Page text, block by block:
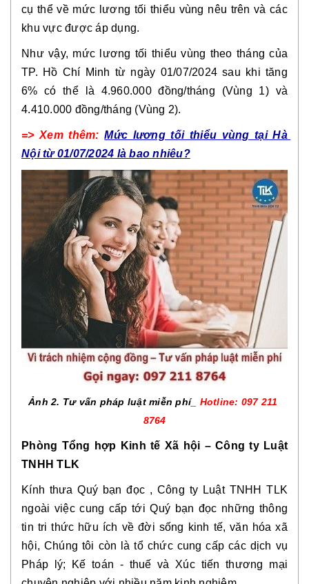
cụ thể về mức lương tối thiểu vùng nêu trên và các
khu vực được áp dụng.
Như vậy, mức lương tối thiểu vùng theo tháng của
TP. Hồ Chí Minh từ ngày 01/07/2024 sau khi tăng
6% có thể là 4.960.000 đồng/tháng (Vùng 1) và
4.410.000 đồng/tháng (Vùng 2).
=> Xem thêm: Mức lương tối thiểu vùng tại Hà
Nội từ 01/07/2024 là bao nhiêu?
Ảnh 2. Tư vấn pháp luật miễn phí_ Hotline: 097 211
8764
Phòng Tổng hợp Kinh tế Xã hội – Công ty Luật
TNHH TLK
Kính thưa Quý bạn đọc , Công ty Luật TNHH TLK
ngoài việc cung cấp tới Quý bạn đọc những thông
tin tri thức hữu ích về đời sống kinh tế, văn hóa xã
hội, Chúng tôi còn là tổ chức cung cấp các dịch vụ
Pháp lý; Kế toán - thuế và Xúc tiến thương mại